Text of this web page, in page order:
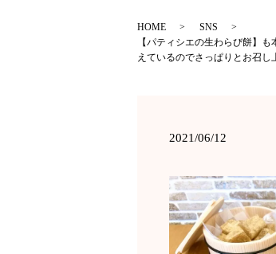
HOME
SNS
【パティシエの生わらび餅】
えているのでさっぱりとお召
2021/06/12